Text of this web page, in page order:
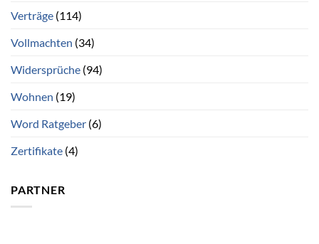
Verträge (114)
Vollmachten (34)
Widersprüche (94)
Wohnen (19)
Word Ratgeber (6)
Zertifikate (4)
PARTNER